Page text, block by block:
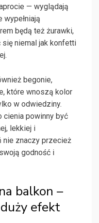
— wyglądają
wypełniają
będą też żurawki,
niemal jak konfetti
begonie,
które wnoszą kolor
w odwiedziny.
cienia powinny być
lekkiej i
nie znaczy przecież
godność i
balkon –
efekt